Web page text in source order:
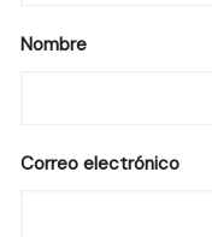
Nombre
Correo electrónico